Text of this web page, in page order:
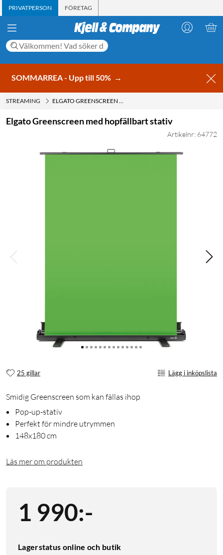
PRIVATPERSON FÖRETAG
SOMMARREA - Upp till 50% →
STREAMING ELGATO GREENSCREEN MED HOPFÄLLBART STATIV
Elgato Greenscreen med hopfällbart stativ
Artikelnr: 64772
25 gillar Lägg i inköpslista
Smidig Greenscreen som kan fällas ihop
Pop-up-stativ
Perfekt för mindre utrymmen
148x180 cm
Läs mer om produkten
1 990:-
Lagerstatus online och butik